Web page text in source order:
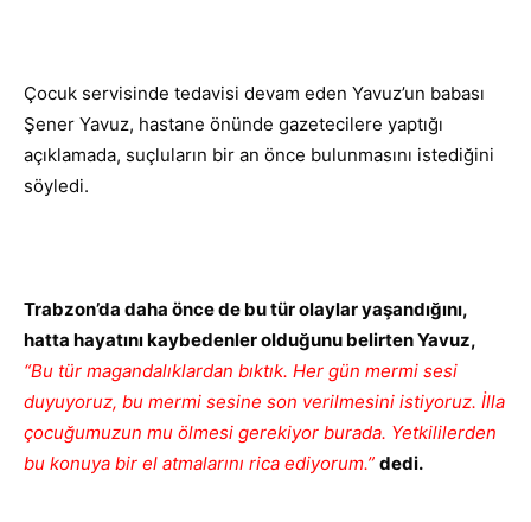
Çocuk servisinde tedavisi devam eden Yavuz’un babası
Şener Yavuz, hastane önünde gazetecilere yaptığı
açıklamada, suçluların bir an önce bulunmasını istediğini
söyledi.
Trabzon’da daha önce de bu tür olaylar yaşandığını,
hatta hayatını kaybedenler olduğunu belirten Yavuz,
“Bu tür magandalıklardan bıktık. Her gün mermi sesi
duyuyoruz, bu mermi sesine son verilmesini istiyoruz. İlla
çocuğumuzun mu ölmesi gerekiyor burada. Yetkililerden
bu konuya bir el atmalarını rica ediyorum.” dedi.